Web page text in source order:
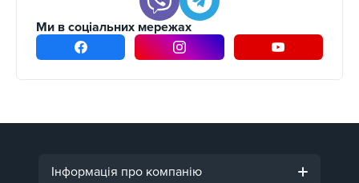
Ми в соціальних мережах
Інформація про компанію